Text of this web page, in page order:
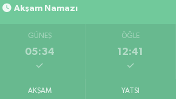
Akşam Namazı
GÜNEŞ
05:34
ÖĞLE
12:41
AKŞAM YATSI